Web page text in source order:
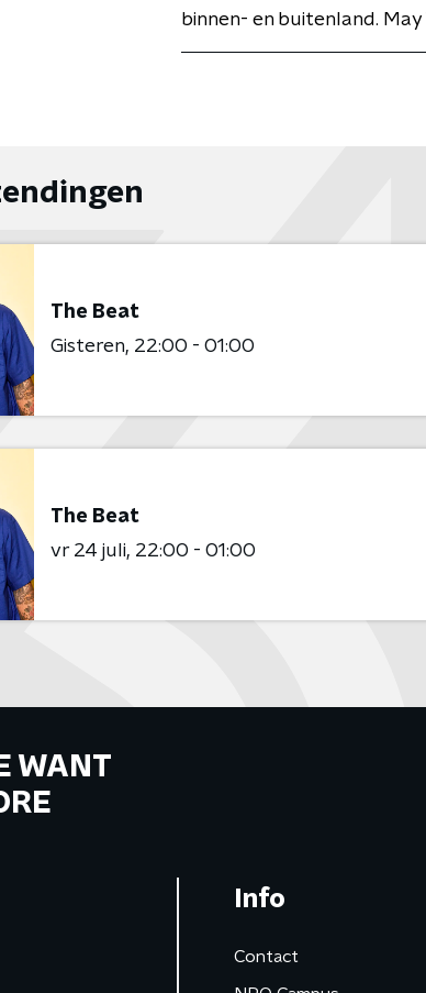
binnen- en buitenland.
The Beat
Gisteren 22:00 - 01:00
The Beat
vr 24 juli 22:00 - 01:00
WANT
Info
Contact